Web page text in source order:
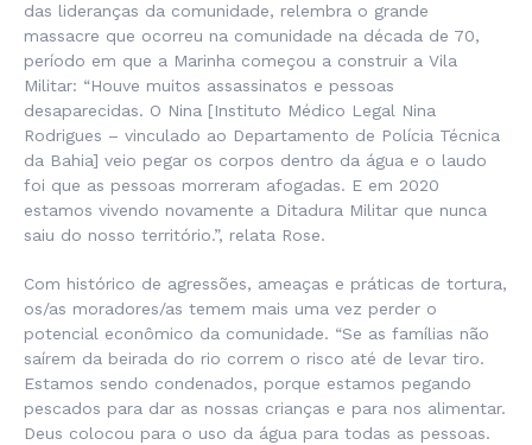
das lideranças da comunidade, relembra o grande
massacre que ocorreu na comunidade na década de 70,
período em que a Marinha começou a construir a Vila
Militar: “Houve muitos assassinatos e pessoas
desaparecidas. O Nina [Instituto Médico Legal Nina
Rodrigues – vinculado ao Departamento de Polícia Técnica
da Bahia] veio pegar os corpos dentro da água e o laudo
foi que as pessoas morreram afogadas. E em 2020
estamos vivendo novamente a Ditadura Militar que nunca
saiu do nosso território.”, relata Rose.
Com histórico de agressões, ameaças e práticas de tortura,
os/as moradores/as temem mais uma vez perder o
potencial econômico da comunidade. “Se as famílias não
saírem da beirada do rio correm o risco até de levar tiro.
Estamos sendo condenados, porque estamos pegando
pescados para dar as nossas crianças e para nos alimentar.
Deus colocou para o uso da água para todas as pessoas.